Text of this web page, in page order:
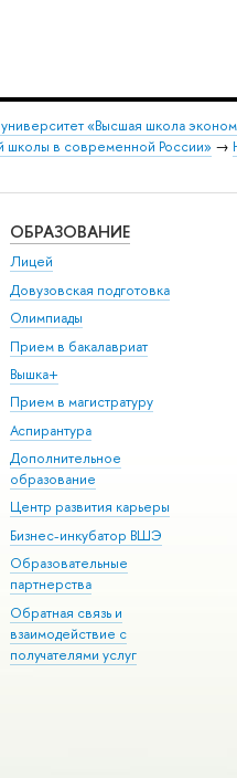
«Высшая школа
школы в современной России» →
ОБРАЗОВАНИЕ
Лицей
Довузовская подготовка
Олимпиады
Прием в бакалавриат
Вышка+
Прием в магистратуру
Аспирантура
Дополнительное
образование
Центр развития карьеры
Бизнес-инкубатор ВШЭ
Образовательные
партнерства
Обратная связь и
взаимодействие с
получателями услуг